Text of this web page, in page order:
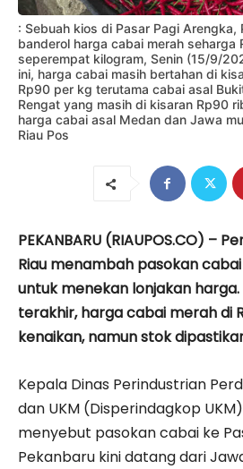
: Sebuah kios di Pasar Pagi Arengka,
banderol harga cabai merah seharga
seperempat kilogram, Senin (15/9/
ini, harga cabai masih bertahan di
Rp90 per kg terutama cabai asal
Rengat yang masih di kisaran Rp90
harga cabai asal Medan dan Jawa
Riau Pos
PEKANBARU (RIAUPOS.CO) –
Riau menambah pasokan
untuk menekan lonjakan
terakhir, harga cabai merah di
kenaikan, namun stok
Kepala Dinas Perindustrian
dan UKM (Disperindagkop UKM)
menyebut pasokan cabai ke
Pekanbaru kini datang dari